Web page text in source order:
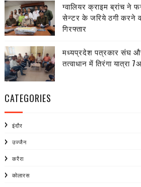
ग्वालियर क्राइम ब्रांच ने
सेन्टर के जरिये ठगी करने
गिरफ्तार
मध्यप्रदेश पत्रकार संघ
तत्वाधान में तिरंगा यात्रा
CATEGORIES
इंदौर
उज्जैन
करैरा
कोलारस